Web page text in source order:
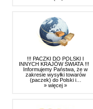
!!! PACZKI DO POLSKI I
INNYCH KRAJÓW ŚWIATA !!!
Informujemy Państwa, że w
zakresie wysyłki towarów
(paczek) do Polski i…
» więcej »